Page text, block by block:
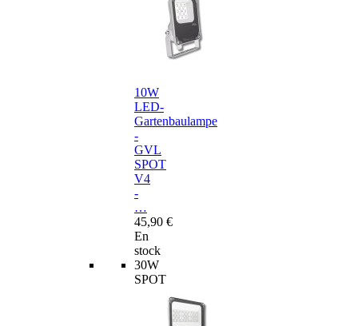
10W
LED-
Gartenbaulampe
-
GVL
SPOT
V4
-
…
45,90 €
En
stock
30W
SPOT